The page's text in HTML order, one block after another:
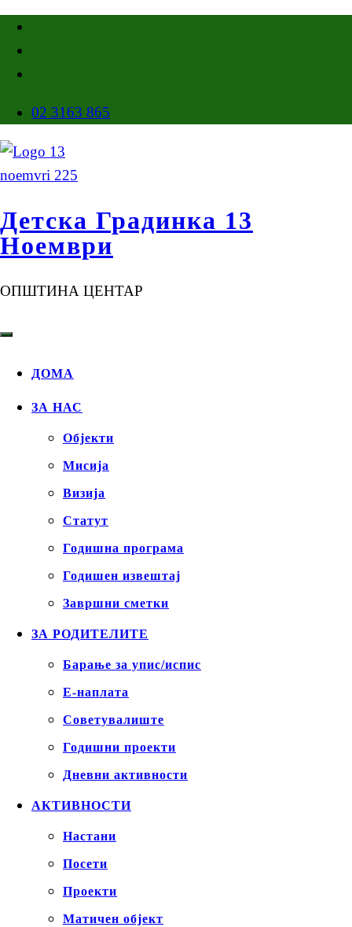
02 3163 865
Детска Градинка 13
Ноември
ОПШТИНА ЦЕНТАР
ДОМА
ЗА НАС
Објекти
Mисија
Визија
Статут
Годишна програма
Годишен извештај
Завршни сметки
ЗА РОДИТЕЛИТЕ
Барање за упис/испис
Е-наплата
Советувалиште
Годишни проекти
Дневни активности
АКТИВНОСТИ
Настани
Посети
Проекти
Матичен објект